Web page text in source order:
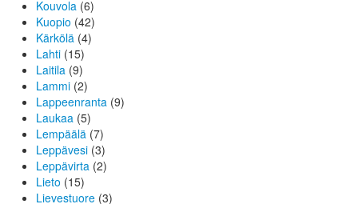
Kouvola (6)
Kuopio (42)
Kärkölä (4)
Lahti (15)
Laitila (9)
Lammi (2)
Lappeenranta (9)
Laukaa (5)
Lempäälä (7)
Leppävesi (3)
Leppävirta (2)
Lieto (15)
Lievestuore (3)